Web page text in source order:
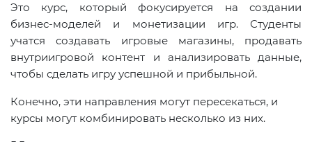
Это курс, который фокусируется на создании
бизнес-моделей и монетизации игр. Студенты
учатся создавать игровые магазины, продавать
внутриигровой контент и анализировать данные,
чтобы сделать игру успешной и прибыльной.
Конечно, эти направления могут пересекаться, и
курсы могут комбинировать несколько из них.